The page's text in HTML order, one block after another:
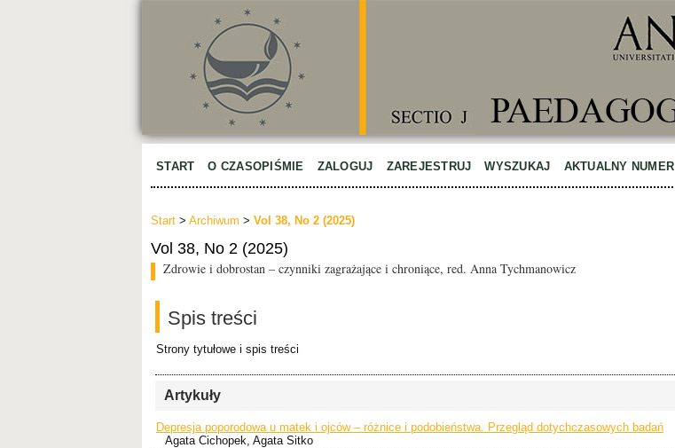
START O CZASOPIŚMIE ZALOGUJ ZAREJESTRUJ WYSZUKAJ AKTUALNY NUMER
Start > Archiwum > Vol 38, No 2 (2025)
Vol 38, No 2 (2025)
Zdrowie i dobrostan – czynniki zagrażające i chroniące, red. Anna Tychmanowicz
Spis treści
Strony tytułowe i spis treści
Artykuły
Depresja poporodowa u matek i ojców – różnice i podobieństwa. Przegląd dotychczasowych badań
Agata Cichopek, Agata Sitko